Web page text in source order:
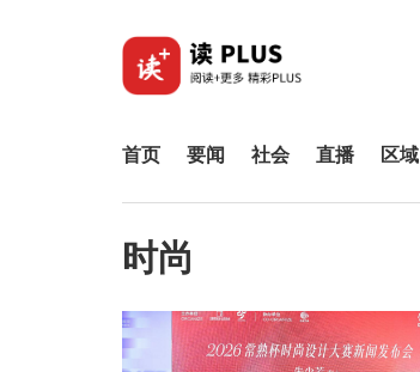
首页 要闻 社会 直播 区域
时尚